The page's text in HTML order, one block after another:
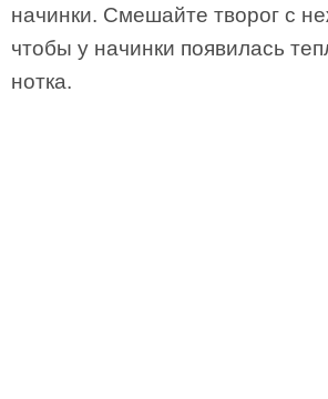
начинки. Смешайте творог с
чтобы у начинки появилась
нотка.